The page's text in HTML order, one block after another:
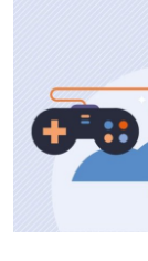
People